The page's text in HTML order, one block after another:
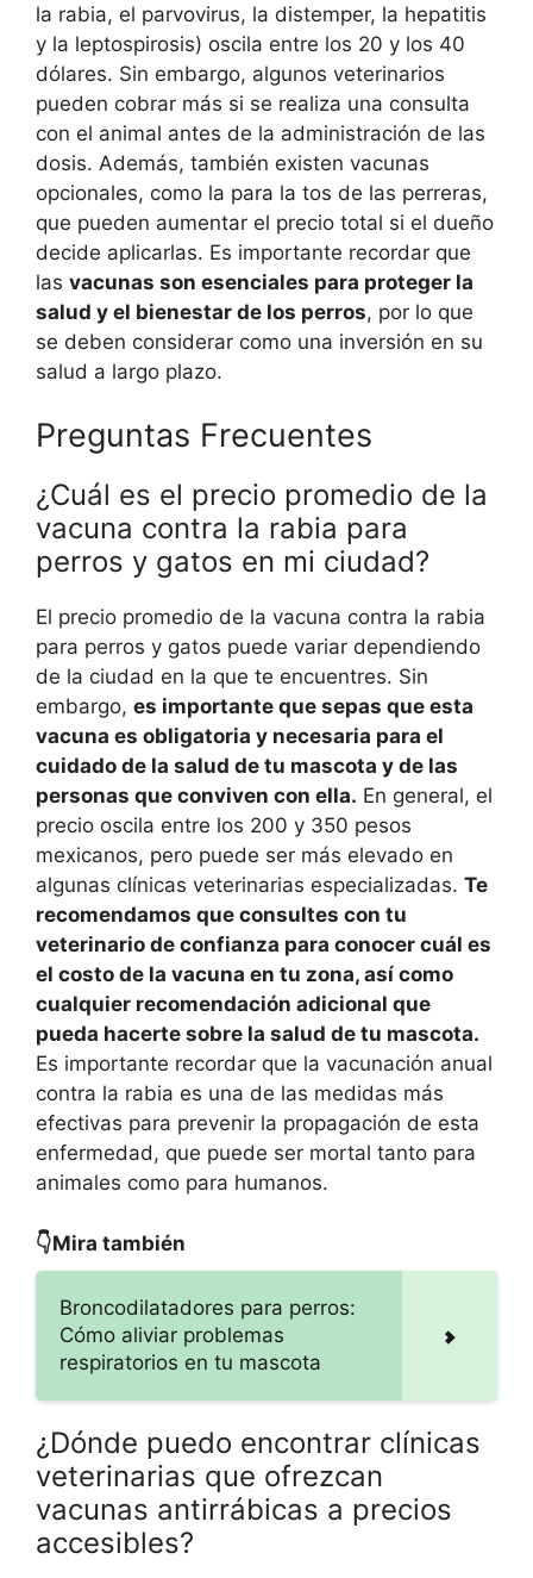
la rabia, el parvovirus, la distemper, la hepatitis
y la leptospirosis) oscila entre los 20 y los 40
dólares. Sin embargo, algunos veterinarios
pueden cobrar más si se realiza una consulta
con el animal antes de la administración de las
dosis. Además, también existen vacunas
opcionales, como la para la tos de las perreras,
que pueden aumentar el precio total si el dueño
decide aplicarlas. Es importante recordar que
las vacunas son esenciales para proteger la
salud y el bienestar de los perros, por lo que
se deben considerar como una inversión en su
salud a largo plazo.
Preguntas Frecuentes
¿Cuál es el precio promedio de la
vacuna contra la rabia para
perros y gatos en mi ciudad?
El precio promedio de la vacuna contra la rabia
para perros y gatos puede variar dependiendo
de la ciudad en la que te encuentres. Sin
embargo, es importante que sepas que esta
vacuna es obligatoria y necesaria para el
cuidado de la salud de tu mascota y de las
personas que conviven con ella. En general, el
precio oscila entre los 200 y 350 pesos
mexicanos, pero puede ser más elevado en
algunas clínicas veterinarias especializadas. Te
recomendamos que consultes con tu
veterinario de confianza para conocer cuál es
el costo de la vacuna en tu zona, así como
cualquier recomendación adicional que
pueda hacerte sobre la salud de tu mascota.
Es importante recordar que la vacunación anual
contra la rabia es una de las medidas más
efectivas para prevenir la propagación de esta
enfermedad, que puede ser mortal tanto para
animales como para humanos.
👇Mira también
Broncodilatadores para perros:
Cómo aliviar problemas
respiratorios en tu mascota
¿Dónde puedo encontrar clínicas
veterinarias que ofrezcan
vacunas antirrábicas a precios
accesibles?